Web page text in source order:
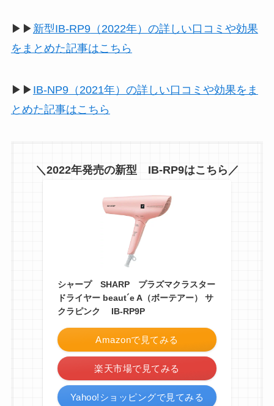
▶▶ 新型IB-RP9（ 2022年） の詳しい口コミや効果
をまとめた記事はこちら
▶▶ IB-NP9（ 2021年） の詳しい口コミや効果をま
とめた記事はこちら
＼2022年発売の新型 IB-RP9はこちら／
シャープ SHARP プラズマクラスター
ドライヤー beaut´e A（ボーテアー） サ
クラピンク IB-RP9P
Amazonで見てみる
楽天市場で見てみる
Yahoo!ショッピングで見てみる